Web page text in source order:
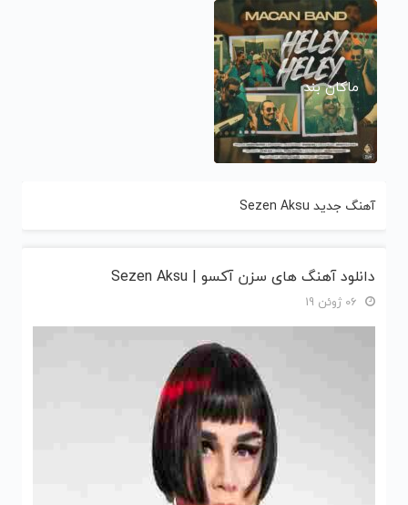
ماکان بند
آهنگ جدید Sezen Aksu
دانلود آهنگ های سزن آکسو | Sezen Aksu